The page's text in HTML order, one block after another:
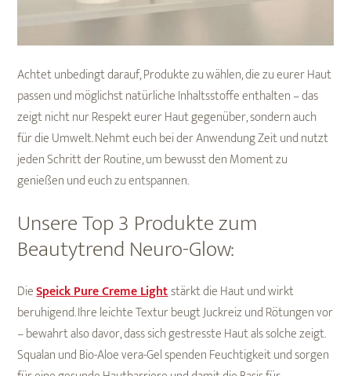
Achtet unbedingt darauf, Produkte zu wählen, die zu eurer Haut
passen und möglichst natürliche Inhaltsstoffe enthalten – das
zeigt nicht nur Respekt eurer Haut gegenüber, sondern auch
für die Umwelt. Nehmt euch bei der Anwendung Zeit und nutzt
jeden Schritt der Routine, um bewusst den Moment zu
genießen und euch zu entspannen.
Unsere Top 3 Produkte zum
Beautytrend Neuro-Glow:
DieSpeick Pure Creme Lightstärkt die Haut und wirkt
beruhigend. Ihre leichte Textur beugt Juckreiz und Rötungen vor
– bewahrt also davor, dass sich gestresste Haut als solche zeigt.
Squalan und Bio-Aloe vera-Gel spenden Feuchtigkeit und sorgen